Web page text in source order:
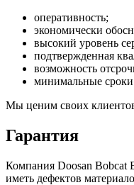
оперативность;
экономически
высокий уровень
подтвержденная
возможность
минимальные сроки
Мы ценим своих клиентов
Гарантия
Компания Doosan Bobcat
иметь дефектов